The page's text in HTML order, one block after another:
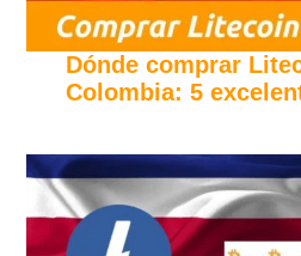
Dónde comprar
Colombia: 5